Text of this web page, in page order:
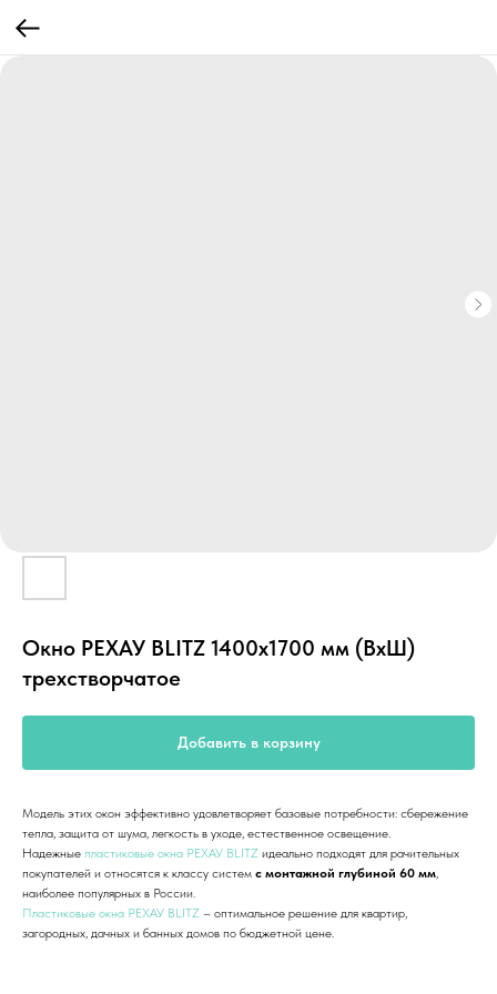
Окно РЕХАУ BLITZ 1400х1700 мм (ВхШ)
трехстворчатое
Добавить в корзину
Модель этих окон эффективно удовлетворяет базовые потребности: сбережение
тепла, защита от шума, легкость в уходе, естественное освещение.
Надежные пластиковые окна РЕХАУ BLITZ идеально подходят для рачительных
покупателей и относятся к классу систем с монтажной глубиной 60 мм,
наиболее популярных в России.
Пластиковые окна РЕХАУ BLITZ – оптимальное решение для квартир,
загородных, дачных и банных домов по бюджетной цене.